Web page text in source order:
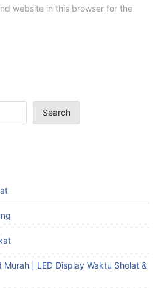
website in this browser for the
Search
| LED Display Waktu Sholat &